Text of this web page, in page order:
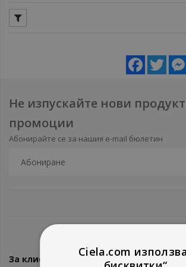
Facebook
Twitter
Не изпускайте нови
промоции
Абонирайте се за нашия e-mail бюлетин
За клиенти
Ciela.com